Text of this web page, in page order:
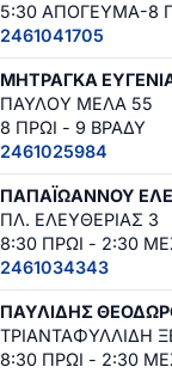
5:30 ΑΠΟΓΕΥΜΑ-8
2461041705
ΜΗΤΡΑΓΚΑ
ΠΑΥΛΟΥ ΜΕΛΑ 55
8 ΠΡΩΙ - 9 ΒΡΑΔΥ
2461025984
ΠΑΠΑΪΩΑΝΝΟΥ
ΠΛ. ΕΛΕΥΘΕΡΙΑΣ 3
8:30 ΠΡΩΙ - 2:30
2461034343
ΠΑΥΛΙΔΗΣ
ΤΡΙΑΝΤΑΦΥΛΛΙΔΗ
8:30 ΠΡΩΙ - 2:30